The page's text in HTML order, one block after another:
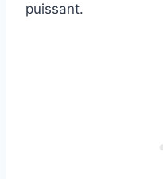
puissant.